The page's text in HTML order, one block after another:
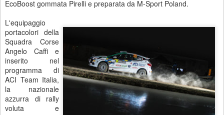
EcoBoost gommata Pirelli e preparata da M-Sport Poland.
L'equipaggio
portacolori della
Squadra Corse
Angelo Caffi e
inserito nel
programma di
ACI Team Italia,
la nazionale
azzurra di rally
voluta e